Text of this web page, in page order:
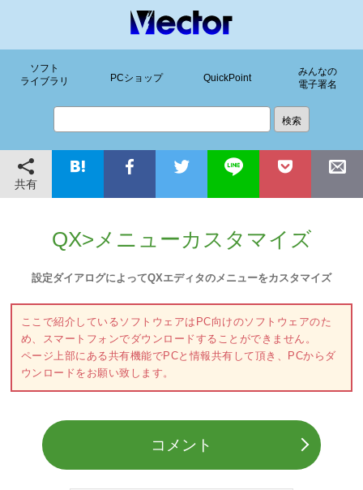
ソフト
ライブラリ
PCショップ QuickPoint
みんなの
電子署名
共有
QX>メニューカスタマイズ
設定ダイアログによってQXエディタのメニューをカスタマイズ
ここで紹介しているソフトウェアはPC向けのソフトウェアのた
め、スマートフォンでダウンロードすることができません。
ページ上部にある共有機能でPCと情報共有して頂き、PCからダ
ウンロードをお願い致します。
コメント